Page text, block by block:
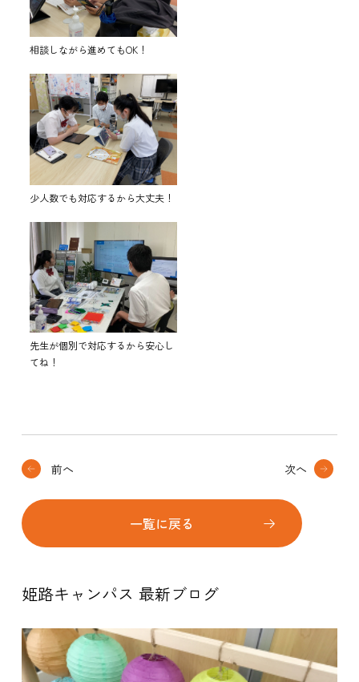
相談しながら進めてもOK！
少人数でも対応するから大丈夫！
先生が個別で対応するから安心し
てね！
前へ
一覧に戻る
次へ
姫路キャンパス 最新ブログ